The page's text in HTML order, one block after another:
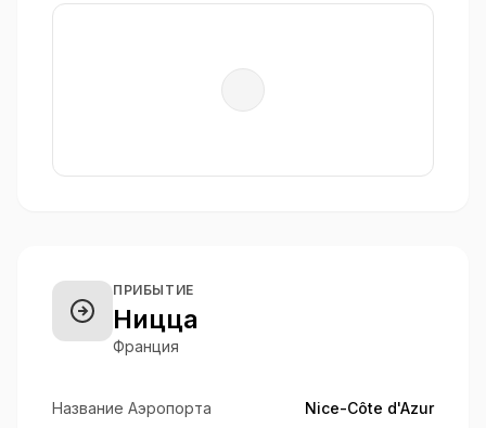
ПРИБЫТИЕ
Ницца
Франция
Название Аэропорта Nice-Côte d'Azur